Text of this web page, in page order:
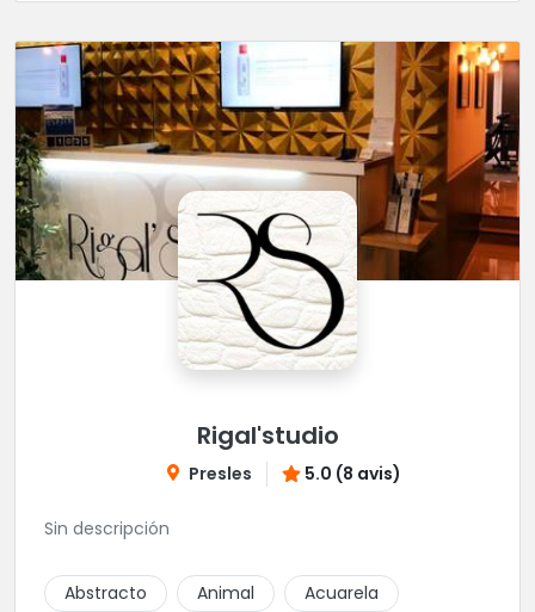
Rigal'studio
Presles 5.0 (8 avis)
Sin descripción
Abstracto Animal
Acuarela